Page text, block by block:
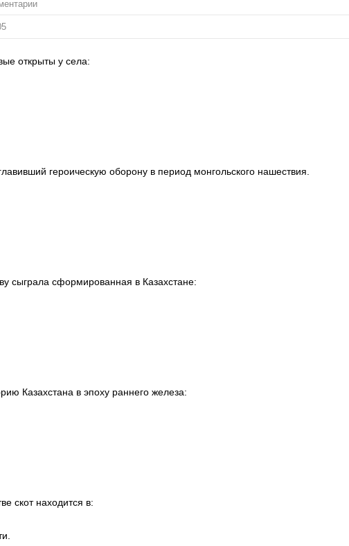
открыты у села:
героическую оборону в период монгольского нашествия.
сыграла сформированная в Казахстане:
Казахстана в эпоху раннего железа:
скот находится в: